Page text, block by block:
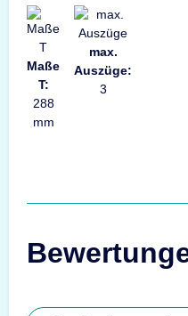
Maße
T:
288
mm
max.
Auszüge:
3